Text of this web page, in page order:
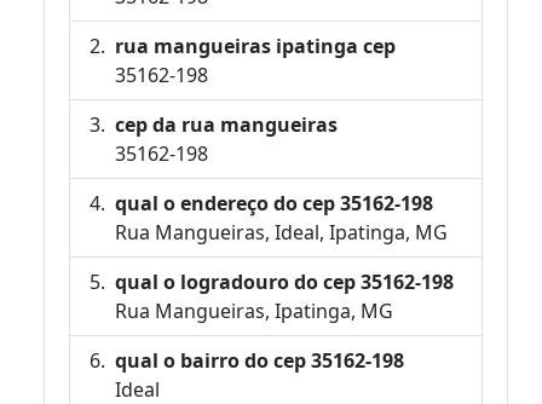
rua mangueiras ipatinga cep
35162-198
cep da rua mangueiras
35162-198
qual o endereço do cep 35162-198
Rua Mangueiras, Ideal, Ipatinga, MG
qual o logradouro do cep 35162-198
Rua Mangueiras, Ipatinga, MG
qual o bairro do cep 35162-198
Ideal